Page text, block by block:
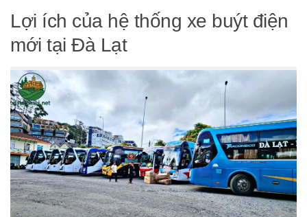
Lợi ích của hệ thống xe buýt điện
mới tại Đà Lạt